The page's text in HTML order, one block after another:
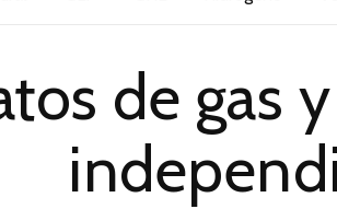
de gas